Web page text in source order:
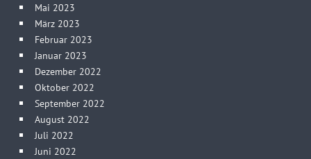
Mai 2023
März 2023
Februar 2023
Januar 2023
Dezember 2022
Oktober 2022
September 2022
August 2022
Juli 2022
Juni 2022